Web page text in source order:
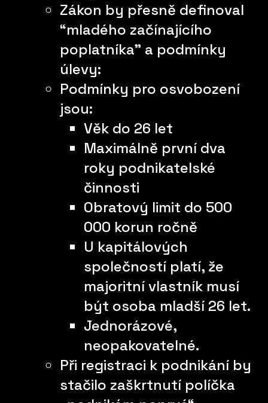
Zákon by přesně definoval
“mladého začínajícího
poplatníka” a podmínky
úlevy:
Podmínky pro osvobození
jsou:
Věk do 26 let
Maximálně první dva
roky podnikatelské
činnosti
Obratový limit do 500
000 korun ročně
U kapitálových
společností platí, že
majoritní vlastník musí
být osoba mladší 26 let.
Jednorázové,
neopakovatelné.
Při registraci k podnikání by
stačilo zaškrtnutí políčka